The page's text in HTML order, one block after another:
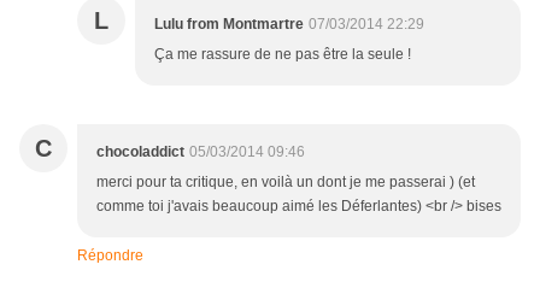
L Lulu from Montmartre 07/03/2014 22:29
Ça me rassure de ne pas être la seule !
C chocoladdict 05/03/2014 09:46
merci pour ta critique, en voilà un dont je me passerai ) (et
comme toi j'avais beaucoup aimé les Déferlantes) <br /> bises
Répondre